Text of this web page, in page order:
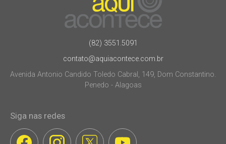
(82) 3551.5091
contato@aquiacontece.com.br
Avenida Antonio Candido Toledo Cabral, 149, Dom Constantino.
Penedo - Alagoas
Siga nas redes